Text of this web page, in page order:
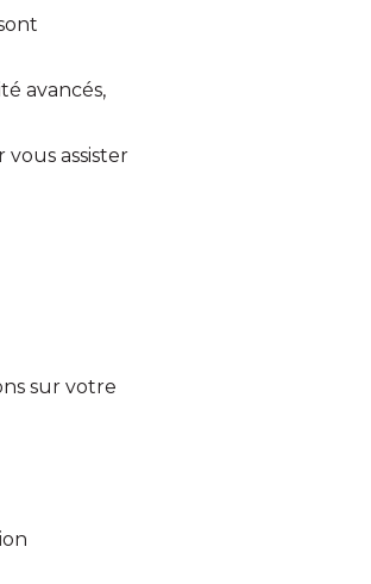
avancés,
assister
sur votre